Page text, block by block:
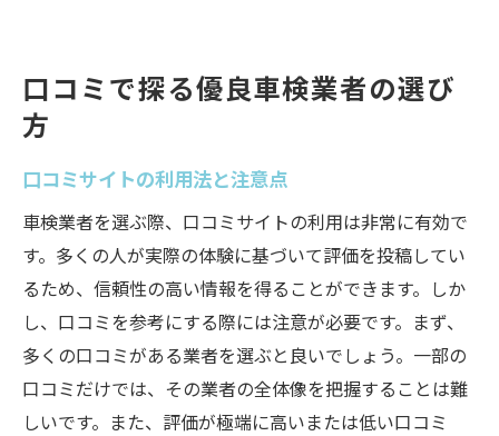
口コミで探る優良車検業者の選び
方
口コミサイトの利用法と注意点
車検業者を選ぶ際、口コミサイトの利用は非常に有効で
す。多くの人が実際の体験に基づいて評価を投稿してい
るため、信頼性の高い情報を得ることができます。しか
し、口コミを参考にする際には注意が必要です。まず、
多くの口コミがある業者を選ぶと良いでしょう。一部の
口コミだけでは、その業者の全体像を把握することは難
しいです。また、評価が極端に高いまたは低い口コミ